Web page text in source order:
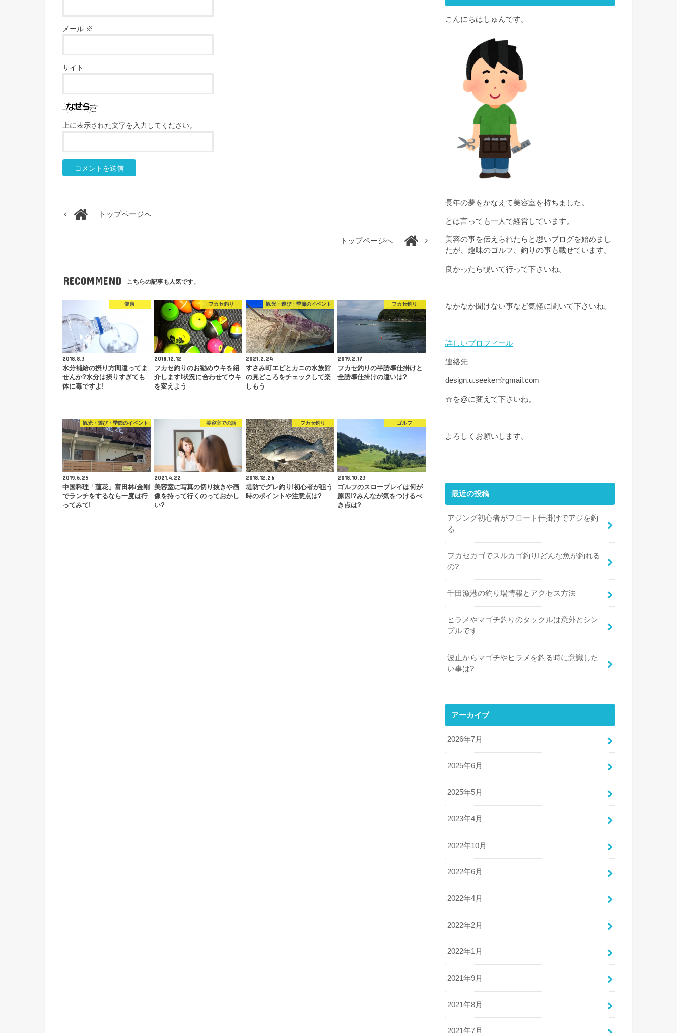
メール ※
サイト
上に表示された文字を入力してください。
トップページへ
トップページへ
RECOMMEND こちらの記事も人気です。
健康
2018.8.3
水分補給の摂り方間違ってま
せんか?水分は摂りすぎても
体に毒ですよ!
フカセ釣り
2018.12.12
フカセ釣りのお勧めウキを紹
介します!状況に合わせてウキ
を変えよう
観光・遊び・季節のイベント
2021.2.24
すさみ町エビとカニの水族館
の見どころをチェックして楽
しもう
フカセ釣り
2019.2.17
フカセ釣りの半誘導仕掛けと
全誘導仕掛けの違いは?
観光・遊び・季節のイベント
2019.6.25
中国料理「蓮花」富田林/金剛
でランチをするなら一度は行
ってみて!
美容室での話
2021.4.22
美容室に写真の切り抜きや画
像を持って行くのっておかし
い?
フカセ釣り
2018.12.26
堤防でグレ釣り!初心者が狙う
時のポイントや注意点は?
ゴルフ
2018.10.23
ゴルフのスロープレイは何が
原因!?みんなが気をつけるべ
き点は?
こんにちはしゅんです。
長年の夢をかなえて美容室を持ちました。
とは言っても一人で経営しています。
美容の事を伝えられたらと思いブログを始めまし
たが、趣味のゴルフ、釣りの事も載せています。
良かったら覗いて行って下さいね。
なかなか聞けない事など気軽に聞いて下さいね。
詳しいプロフィール
連絡先
design.u.seeker☆gmail.com
☆を@に変えて下さいね。
よろしくお願いします。
最近の投稿
アジング初心者がフロート仕掛けでアジを釣
る
フカセカゴでスルカゴ釣り!どんな魚が釣れる
の?
千田漁港の釣り場情報とアクセス方法
ヒラメやマゴチ釣りのタックルは意外とシン
プルです
波止からマゴチやヒラメを釣る時に意識した
い事は?
アーカイブ
2026年7月
2025年6月
2025年5月
2023年4月
2022年10月
2022年6月
2022年4月
2022年2月
2022年1月
2021年9月
2021年8月
2021年7月